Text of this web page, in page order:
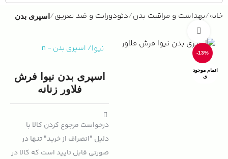
خانه بهداشت و مراقبت بدن دئودورانت و ضد تعریق اسپری بدن
-13%
اتمام موجود
ی
نیوا/ اسپری بدن-
n
اسپری بدن نیوا فرش
فلاور زنانه
درخواست مرجوع کردن کالا با
دلیل "انصراف از خرید" تنها در
صورتی قابل تایید است که کالا در